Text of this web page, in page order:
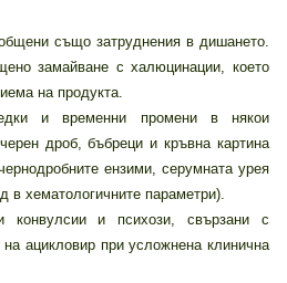
също затруднения в дишането.
замайване с халюцинации, което
на продукта.
и временни промени в някои
дроб, бъбреци и кръвна картина
ензими, серумната урея
в хематологичните параметри).
конвулсии и психози, свързани с
ацикловир при усложнена клинична